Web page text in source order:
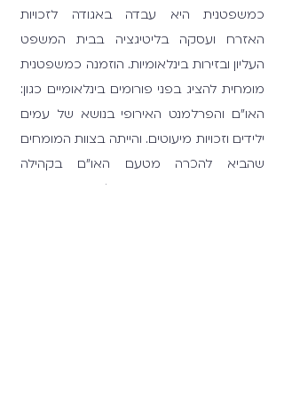
כמשפטנית היא עבדה באגודה לזכויות
האזרח ועסקה בליטיגציה בבית המשפט
העליון ובזירות בינלאומיות. הוזמנה כמשפטנית
מומחית להציג בפני פורומים בינלאומיים כגון:
האו"ם והפרלמנט האירופי בנושא של עמים
ילידים וזכויות מיעוטים. והייתה בצוות המומחים
שהביא להכרה מטעם האו"ם בקהילה
הערבית הבדואית כקבוצה ילידית. אבורביעה